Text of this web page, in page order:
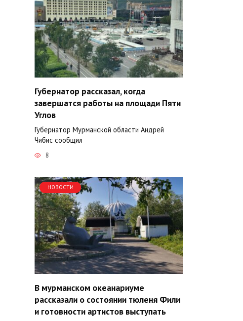
Губернатор рассказал, когда
завершатся работы на площади Пяти
Углов
Губернатор Мурманской области Андрей
Чибис сообщил
8
НОВОСТИ
В мурманском океанариуме
рассказали о состоянии тюленя Фили
и готовности артистов выступать